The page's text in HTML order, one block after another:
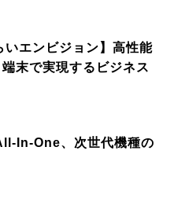
いエンビジョン】高性能
末で実現するビジネス
In-One、次世代機種の